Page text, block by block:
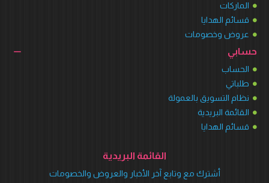
الماركات
قسائم الهدايا
عروض وخصومات
حسابي
الحساب
طلباتي
نظام التسويق بالعمولة
القائمة البريدية
قسائم الهدايا
القائمة البريدية
أشترك مع وتابع آخر الأخبار والعروض والخصومات